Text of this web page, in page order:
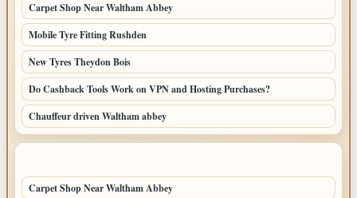
Carpet Shop Near Waltham Abbey
Mobile Tyre Fitting Rushden
New Tyres Theydon Bois
Do Cashback Tools Work on VPN and Hosting Purchases?
Chauffeur driven Waltham abbey
Carpet Shop Near Waltham Abbey